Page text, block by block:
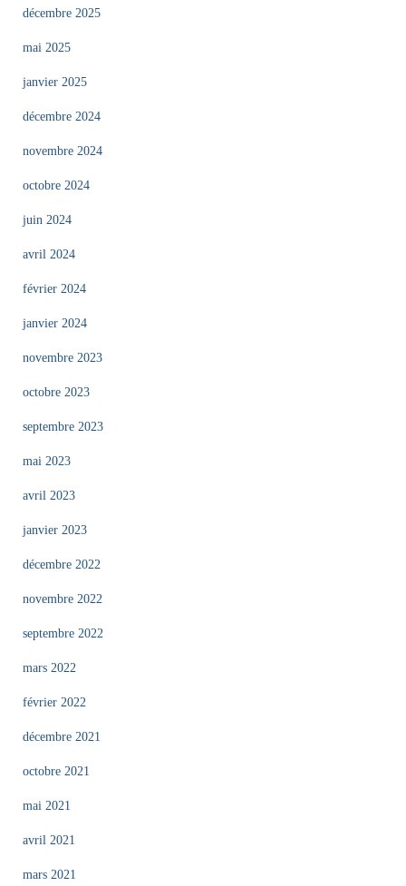
décembre 2025
mai 2025
janvier 2025
décembre 2024
novembre 2024
octobre 2024
juin 2024
avril 2024
février 2024
janvier 2024
novembre 2023
octobre 2023
septembre 2023
mai 2023
avril 2023
janvier 2023
décembre 2022
novembre 2022
septembre 2022
mars 2022
février 2022
décembre 2021
octobre 2021
mai 2021
avril 2021
mars 2021